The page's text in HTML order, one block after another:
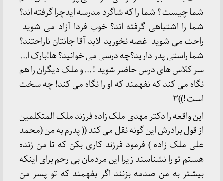
شما چیست ؟ شما را که شاگرد مدرسه ایدچرا گرفته اند؟
شما را اشتباهی گرفته اند؟ خوب فردا آزاد می شوید
راحت می شوید غصه نخورید لابد آقا جانتان ناراحتند؟
شما راستی پدر دارید؟چه درسی می خوانید؟ ها!بارک ا…
سر کلاس های درس حاضر شوید ! … و ملک دیگران را هم
نگاه می کند که نفهمند که او را نگاه می کند! چه سخت
است !))۳
این واقعه را دکتر مهدی ملک زاده فرزند ملک المتکلمین
از قول برادرش این گونه نقل می کند (( پدرم به من (محمد
علی ملک زاده ) فرمود فرزند کاری بکن که تا من زنده
هستم تو را نشناسند زیرا این مردمان بی رحم برای اینکه
بیشتر به من صدمه بزنند اگر بفهمند که تو پسر من